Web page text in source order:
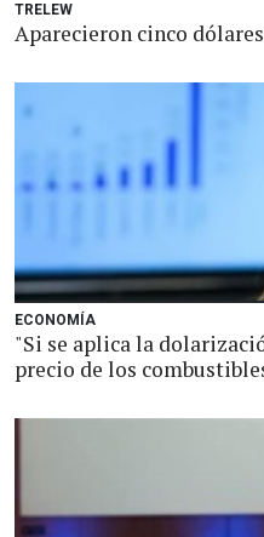
TRELEW
Aparecieron cinco
ECONOMÍA
"Si se aplica la
precio de los